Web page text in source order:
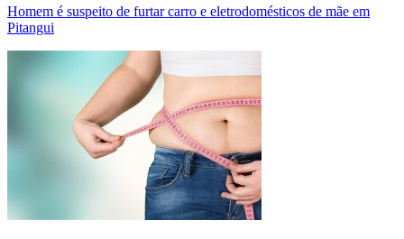
Homem é suspeito de furtar carro e eletrodomésticos de mãe em
Pitangui